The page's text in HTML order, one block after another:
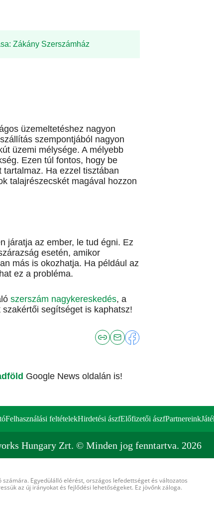
Zákány Szerszámház
üzemeltetéshez nagyon
szempontjából nagyon
üzemi mélysége. A mélyebb
Ezen túl fontos, hogy be
Ha ezzel tisztában
talajrészecskét magával hozzon
járatja az ember, le tud égni. Ez
esetén, amikor
más is okozhatja. Ha például az
ez a probléma.
szerszám nagykereskedés, a
segítséget is kaphatsz!
Google News oldalán is!
Felhasználási feltételekHirdetési ászfElőfizetői ászfPartnereink
Hungary Zrt. © Minden jog fenntartva. 2026
Egyedülálló elérést, országos lefedettséget és változatos
az új irányokat és fejlődési lehetőségeket. Ez jövőnk záloga.